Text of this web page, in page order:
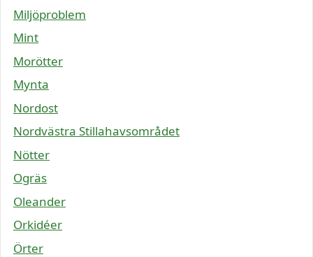
Miljöproblem
Mint
Morötter
Mynta
Nordost
Nordvästra Stillahavsområdet
Nötter
Ogräs
Oleander
Orkidéer
Örter